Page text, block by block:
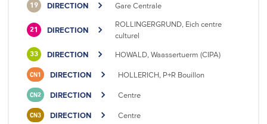
19 DIRECTION Gare Centrale
21 DIRECTION
ROLLINGERGRUND, Eich centre
culturel
33 DIRECTION HOWALD, Waassertuerm (CIPA)
CN1 DIRECTION HOLLERICH, P+R Bouillon
CN2 DIRECTION Centre
CN3 DIRECTION Centre